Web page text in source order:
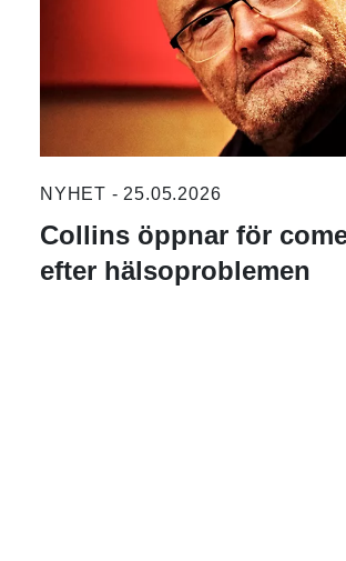
NYHET - 25.05.2026
Collins öppnar för
efter hälsoproblemen